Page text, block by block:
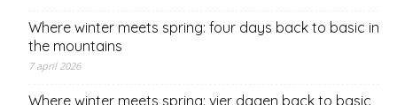
Where winter meets spring: four days back to basic in
the mountains
7 april 2026
Where winter meets spring: vier dagen back to basic